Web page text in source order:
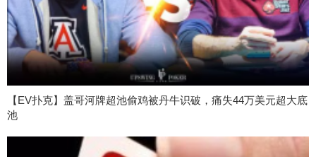
【EV扑克】盖哥河牌超池偷鸡被丹牛识破，痛失44万美元超大底
池